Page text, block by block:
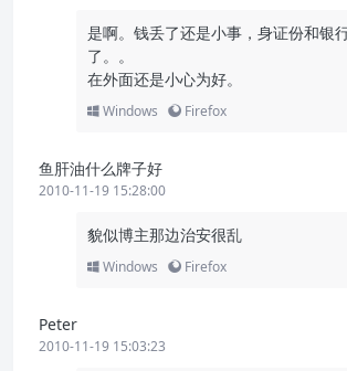
是啊。钱丢了还是小事，身证份和银
了。。
在外面还是小心为好。
Windows Firefox
鱼肝油什么牌子好
2010-11-19 15:28:00
貌似博主那边治安很乱
Windows Firefox
Peter
2010-11-19 15:03:23